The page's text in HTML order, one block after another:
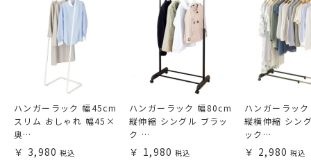
ハンガーラック 幅45cm
スリム おしゃれ 幅45×
奥…
3,980
ハンガーラック 幅80cm
縦伸縮 シングル ブラッ
ク …
1,980
ハンガーラッ
縦横伸縮 シン
ック…
2,980